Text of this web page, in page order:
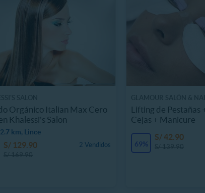
Orgánico Italian Max Cero
Khalessi's Salon
km, Lince
2 Vendidos
S/ 129.90
Lifting de Pestañas
Cejas + Manicure
69%
S/ 42.90